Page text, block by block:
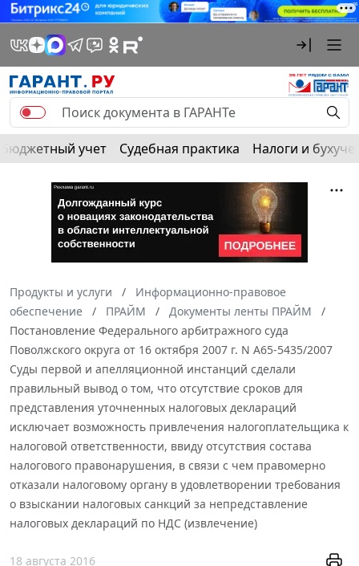
Бюджетный учет Судебная практика Налоги и
Продукты и услуги
Информационно-правовое
обеспечение
ПРАЙМ
Документы ленты ПРАЙМ
Постановление Федерального арбитражного суда
Поволжского округа от 16 октября 2007 г. N А65-5435/2007
Суды первой и апелляционной инстанций сделали
правильный вывод о том, что отсутствие сроков для
представления уточненных налоговых деклараций
исключает возможность привлечения налогоплательщика к
налоговой ответственности, ввиду отсутствия состава
налогового правонарушения, в связи с чем правомерно
отказали налоговому органу в удовлетворении требования
о взыскании налоговых санкций за непредставление
налоговых деклараций по НДС (извлечение)
18 августа 2016